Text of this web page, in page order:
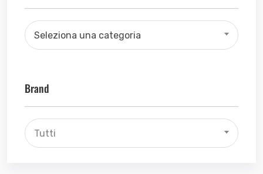
Seleziona una categoria
Brand
Tutti